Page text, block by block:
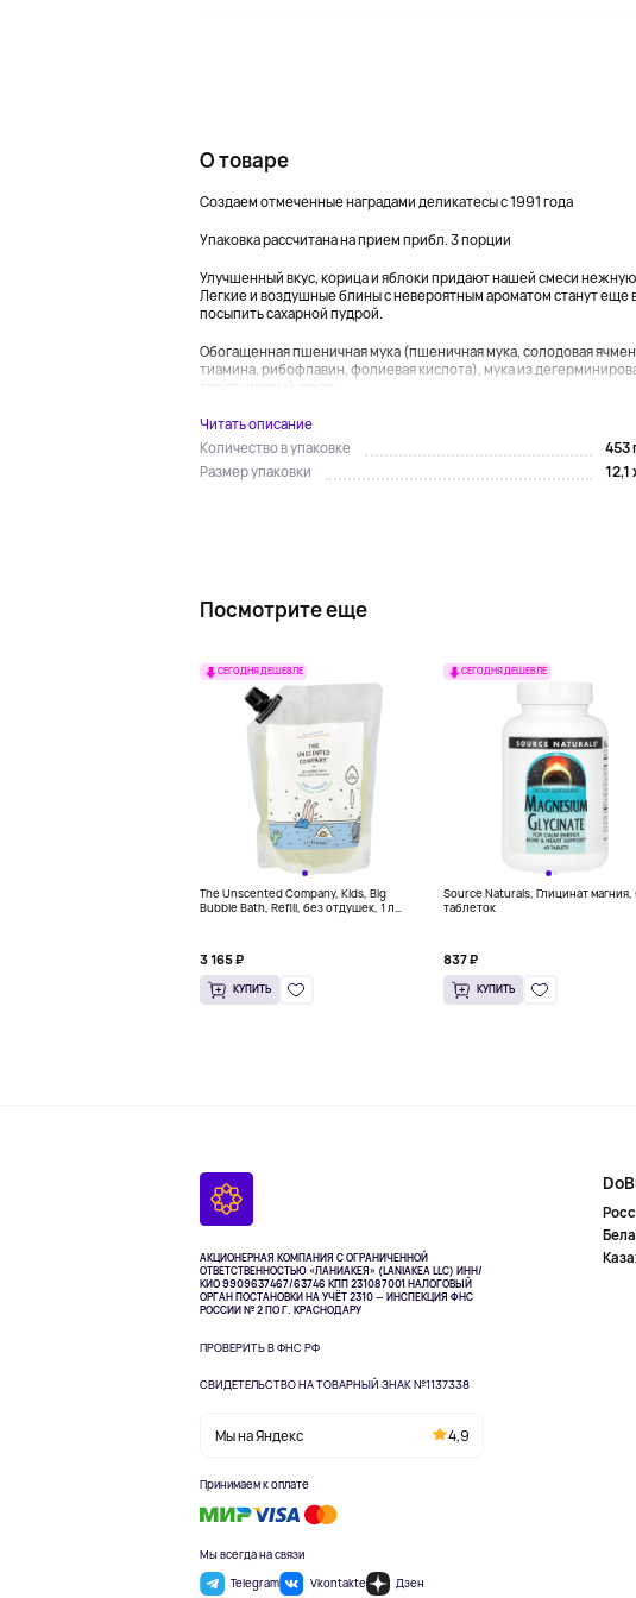
О товаре
Создаем отмеченные наградами деликатесы с 1991 года
Упаковка рассчитана на прием прибл. 3 порции
Улучшенный вкус, корица и яблоки придают нашей смеси
Легкие и воздушные блины с невероятным ароматом станут еще
посыпить сахарной пудрой.
Обогащенная пшеничная мука (пшеничная мука, солодовая
тиамина, рибофлавин, фолиевая кислота), мука из
тростниковый сахар,...
Читать описание
Количество в упаковке
453
Размер упаковки
12,1
Посмотрите еще
СЕГОДНЯ ДЕШЕВЛЕ
The Unscented Company, Kids, Big
Bubble Bath, Refill, без отдушек, 1 л
3 165 ₽
КУПИТЬ
СЕГОДНЯ ДЕШЕВЛЕ
Source Naturals, Глицинат магния,
таблеток
837 ₽
КУПИТЬ
АКЦИОНЕРНАЯ КОМПАНИЯ С ОГРАНИЧЕННОЙ
ОТВЕТСТВЕННОСТЬЮ «ЛАНИАКЕЯ» (LANIAKEA LLC) ИНН/
КИО 9909637467/63746 КПП 231087001НАЛОГОВЫЙ
ОРГАН ПОСТАНОВКИ НА УЧЁТ 2310 — ИНСПЕКЦИЯ ФНС
РОССИИ № 2 ПО Г. КРАСНОДАРУ
ПРОВЕРИТЬ В ФНС РФ
СВИДЕТЕЛЬСТВО НА ТОВАРНЫЙ ЗНАК №1137338
Мы на Яндекс 4,9
Принимаем к оплате
Мы всегда на связи
Telegram
Vkontakte Дзен